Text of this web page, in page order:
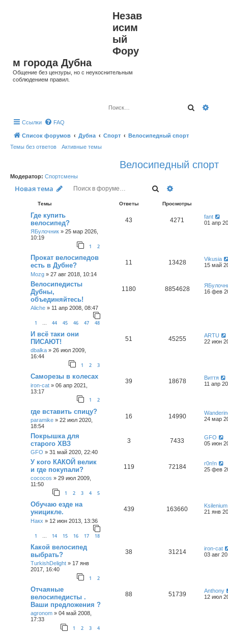
Незав
исим
ый
Фору
м города Дубна
Общение без цензуры, но с неукоснительным
соблюдением правил.
Поиск
Ссылки FAQ
Список форумов Дубна Спорт
Велосипедный спорт
Темы без ответов
Активные темы
Велосипедный спорт
Модератор: Спортсмены
Новая тема Поиск
Темы Ответы Просмотры
Где купить
велосипед?
ЯБулочник » 25 мар 2026,
10:19
1 2
43 4271
fant
01 апр
Прокат велосипедов
есть в Дубне?
Mozg » 27 авг 2018, 10:14
11 13428
Vikusia
15 май
Велосипедисты
Дубны,
объединяйтесь!
Aliche » 11 апр 2008, 08:47
1 … 44 45 46 47 48
1180 8854628
16 фев
И всё таки они
ПИСАЮТ!
dbalka » 26 июл 2009,
16:44
1 2 3
51 45255
ARTU
22 июн
Саморезы в колесах
iron-cat » 06 апр 2021,
13:17
1 2
39 18678
Виття
11 апр
где вставить спицу?
paramike » 22 июл 2020,
18:54
16 14990
24 мар
Покрышка для
старого ХВЗ
GFO » 31 май 2020, 22:40
3 7433
GFO
05 июн
У кого КАКОЙ велик
и где покупали?
cococos » 29 июл 2009,
11:50
1 2 3 4 5
119 72184
r0n!n
25 фев
Обучаю езде на
уницикле.
Накх » 12 июн 2013, 13:36
1 … 14 15 16 17 18
439 163660
Ksilenium
21 янв
Какой велосипед
выбрать?
TurkishDelight » 17 янв
2017, 16:40
1 2
38 31214
iron-cat
03 авг
Отчаяные
велосипедисты .
Ваши предложения ?
agronom » 04 май 2008,
17:33
1 2 3 4
88 51739
Anthony
12 июл